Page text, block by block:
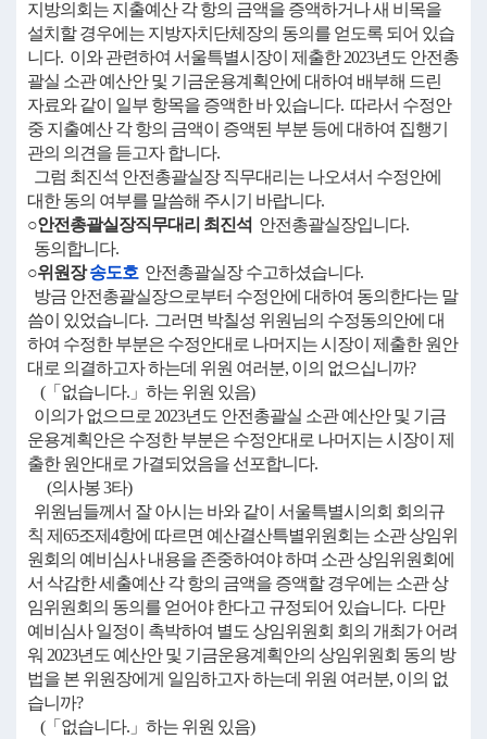
지방의회는 지출예산 각 항의 금액을 증액하거나 새 비목을
설치할 경우에는 지방자치단체장의 동의를 얻도록 되어 있습
니다. 이와 관련하여 서울특별시장이 제출한 2023년도 안전총
괄실 소관 예산안 및 기금운용계획안에 대하여 배부해 드린
자료와 같이 일부 항목을 증액한 바 있습니다. 따라서 수정안
중 지출예산 각 항의 금액이 증액된 부분 등에 대하여 집행기
관의 의견을 듣고자 합니다.
그럼 최진석 안전총괄실장 직무대리는 나오셔서 수정안에
대한 동의 여부를 말씀해 주시기 바랍니다.
○안전총괄실장직무대리 최진석 안전총괄실장입니다.
동의합니다.
○위원장송도호 안전총괄실장 수고하셨습니다.
방금 안전총괄실장으로부터 수정안에 대하여 동의한다는 말
씀이 있었습니다. 그러면 박칠성 위원님의 수정동의안에 대
하여 수정한 부분은 수정안대로 나머지는 시장이 제출한 원안
대로 의결하고자 하는데 위원 여러분, 이의 없으십니까?
(「없습니다.」하는 위원 있음)
이의가 없으므로 2023년도 안전총괄실 소관 예산안 및 기금
운용계획안은 수정한 부분은 수정안대로 나머지는 시장이 제
출한 원안대로 가결되었음을 선포합니다.
(의사봉 3타)
위원님들께서 잘 아시는 바와 같이 서울특별시의회 회의규
칙 제65조제4항에 따르면 예산결산특별위원회는 소관 상임위
원회의 예비심사 내용을 존중하여야 하며 소관 상임위원회에
서 삭감한 세출예산 각 항의 금액을 증액할 경우에는 소관 상
임위원회의 동의를 얻어야 한다고 규정되어 있습니다. 다만
예비심사 일정이 촉박하여 별도 상임위원회 회의 개최가 어려
워 2023년도 예산안 및 기금운용계획안의 상임위원회 동의 방
법을 본 위원장에게 일임하고자 하는데 위원 여러분, 이의 없
습니까?
(「없습니다.」하는 위원 있음)